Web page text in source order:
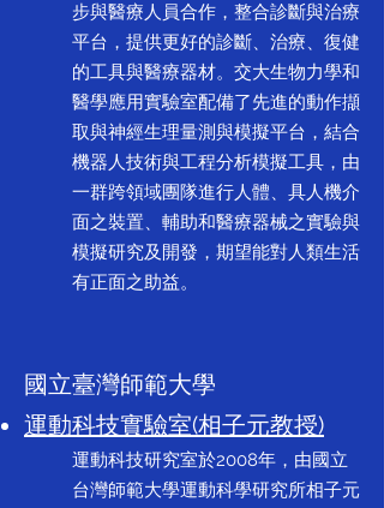
步與醫療人員合作，整合診斷與治療
平台，提供更好的診斷、治療、復健
的工具與醫療器材。交大生物力學和
醫學應用實驗室配備了先進的動作擷
取與神經生理量測與模擬平台，結合
機器人技術與工程分析模擬工具，由
一群跨領域團隊進行人體、具人機介
面之裝置、輔助和醫療器械之實驗與
模擬研究及開發，期望能對人類生活
有正面之助益。
國立臺灣師範大學
運動科技實驗室(相子元教授)
運動科技研究室於2008年，由國立
台灣師範大學運動科學研究所相子元